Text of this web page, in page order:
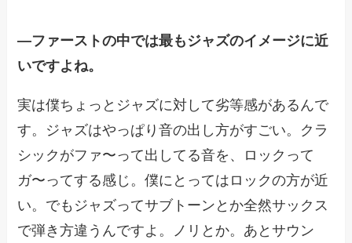
―ファーストの中では最もジャズのイメージに近
いですよね。
実は僕ちょっとジャズに対して劣等感があるんで
す。ジャズはやっぱり音の出し方がすごい。クラ
シックがファ〜って出してる音を、ロックって
ガ〜ってする感じ。僕にとってはロックの方が近
い。でもジャズってサブトーンとか全然サックス
で弾き方違うんですよ。ノリとか。あとサウン